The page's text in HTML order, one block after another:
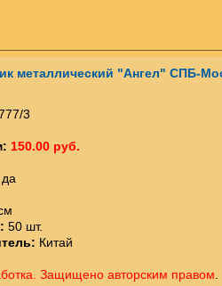
металлический "Ангел" СПБ-
3
150.00 руб.
да
50 шт.
Китай
Защищено авторским правом